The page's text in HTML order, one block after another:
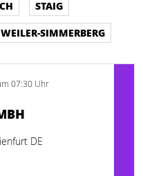
STAIG
WEILER-SIMMERBERG
07:30 Uhr
DE